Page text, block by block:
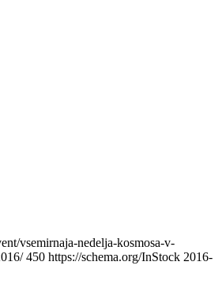
vsemirnaja-nedelja-kosmosa-v-
450 https://schema.org/InStock 2016-